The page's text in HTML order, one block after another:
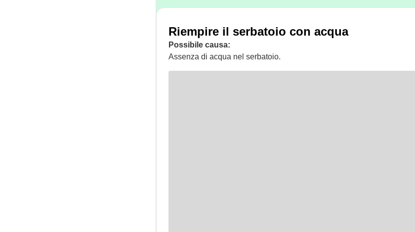
Riempire il serbatoio con acqua
Possibile causa:
Assenza di acqua nel serbatoio.